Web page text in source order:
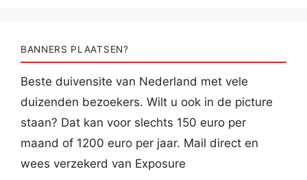
BANNERS PLAATSEN?
Beste duivensite van Nederland met vele
duizenden bezoekers. Wilt u ook in de picture
staan? Dat kan voor slechts 150 euro per
maand of 1200 euro per jaar. Mail direct en
wees verzekerd van Exposure